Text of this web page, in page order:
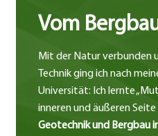
Vom
Mit der Natur verbunden
Technik ging ich nach
Universität: Ich lernte
inneren und äußeren
Geotechnik und Bergbau